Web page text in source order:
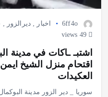
6ff4o اخبار ديرالزور
اشتبـ ـاكات في مدينة
اقتحام منزل الشيخ
العكيدات
سوريا _ دير الزور مدينة